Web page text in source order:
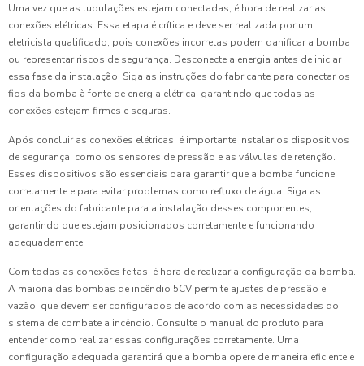
Uma vez que as tubulações estejam conectadas, é hora de realizar as
conexões elétricas. Essa etapa é crítica e deve ser realizada por um
eletricista qualificado, pois conexões incorretas podem danificar a bomba
ou representar riscos de segurança. Desconecte a energia antes de iniciar
essa fase da instalação. Siga as instruções do fabricante para conectar os
fios da bomba à fonte de energia elétrica, garantindo que todas as
conexões estejam firmes e seguras.
Após concluir as conexões elétricas, é importante instalar os dispositivos
de segurança, como os sensores de pressão e as válvulas de retenção.
Esses dispositivos são essenciais para garantir que a bomba funcione
corretamente e para evitar problemas como refluxo de água. Siga as
orientações do fabricante para a instalação desses componentes,
garantindo que estejam posicionados corretamente e funcionando
adequadamente.
Com todas as conexões feitas, é hora de realizar a configuração da bomba.
A maioria das bombas de incêndio 5CV permite ajustes de pressão e
vazão, que devem ser configurados de acordo com as necessidades do
sistema de combate a incêndio. Consulte o manual do produto para
entender como realizar essas configurações corretamente. Uma
configuração adequada garantirá que a bomba opere de maneira eficiente e